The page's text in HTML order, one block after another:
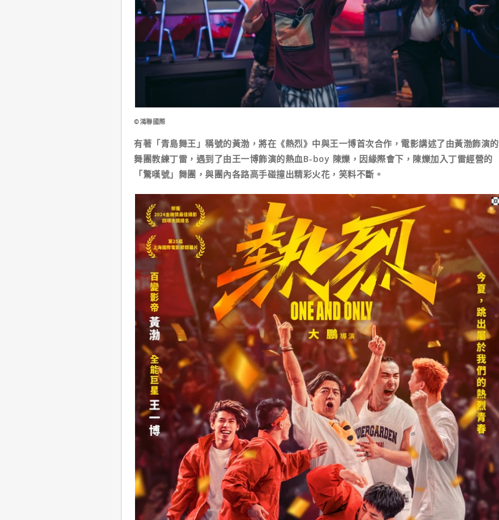
©鴻聯國際
有著「青島舞王」稱號的黃渤，將在《熱烈》中與王一博首次合作，電影講述了由黃渤飾演的
舞團教練丁雷，遇到了由王一博飾演的熱血B-boy 陳爍，因緣際會下，陳爍加入丁雷經營的
「驚嘆號」舞團，與團內各路高手碰撞出精彩火花，笑料不斷。